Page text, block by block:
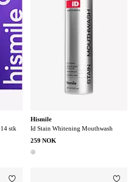
stk
Hismile
Id Stain Whitening Mouthwash
259 NOK
1 farge